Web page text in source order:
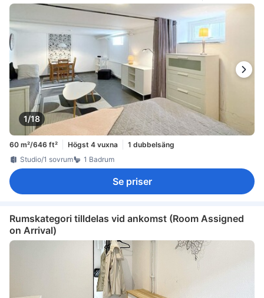
1/18
60 m²/646 ft² Högst 4 vuxna
1 dubbelsäng
Studio/1 sovrum
1 Badrum
Se priser
Rumskategori tilldelas vid ankomst (Room Assigned
on Arrival)